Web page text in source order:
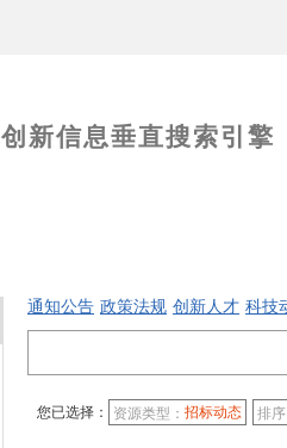
创新信息垂直搜索引擎
通知公告 政策法规 创新人才 科技
您已选择： 资源类型：招标动态 排